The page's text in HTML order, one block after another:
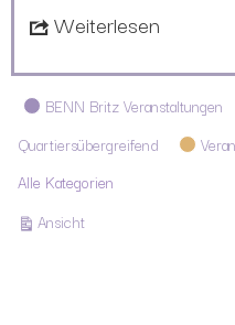
Weiterlesen
Kategorien
BENN Britz Veranstaltungen
Quartiersübergreifend
Alle Kategorien
Ansichtausdrucken